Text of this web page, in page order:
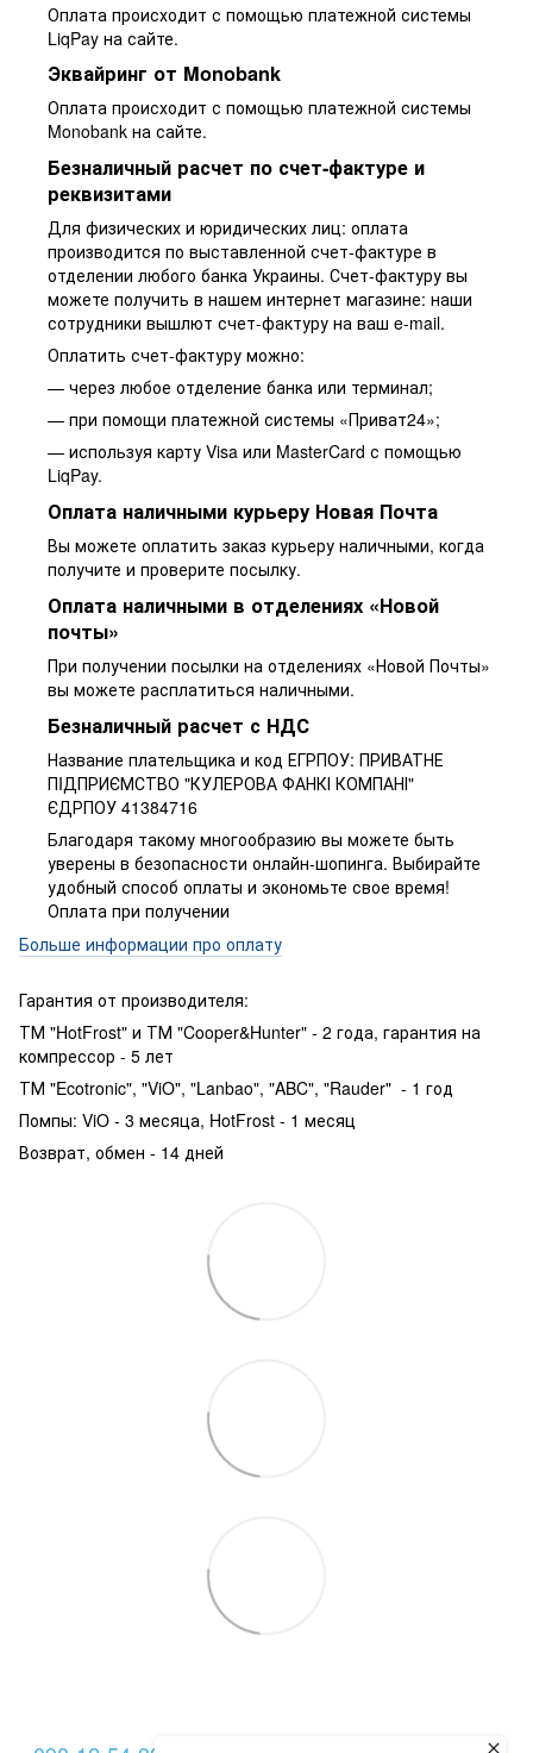
Оплата происходит с помощью платежной системы
LiqPay на сайте.
Эквайринг от Monobank
Оплата происходит с помощью платежной системы
Monobank на сайте.
Безналичный расчет по счет-фактуре и
реквизитами
Для физических и юридических лиц: оплата
производится по выставленной счет-фактуре в
отделении любого банка Украины. Счет-фактуру вы
можете получить в нашем интернет магазине: наши
сотрудники вышлют счет-фактуру на ваш e-mail.
Оплатить счет-фактуру можно:
— через любое отделение банка или терминал;
— при помощи платежной системы «Приват24»;
— используя карту Visa или MasterCard с помощью
LiqPay.
Оплата наличными курьеру Новая Почта
Вы можете оплатить заказ курьеру наличными, когда
получите и проверите посылку.
Оплата наличными в отделениях «Новой
почты»
При получении посылки на отделениях «Новой Почты»
вы можете расплатиться наличными.
Безналичный расчет с НДС
Название плательщика и код ЕГРПОУ: ПРИВАТНЕ
ПIДПРИЄМСТВО "КУЛЕРОВА ФАНКІ КОМПАНІ"
ЄДРПОУ 41384716
Благодаря такому многообразию вы можете быть
уверены в безопасности онлайн-шопинга. Выбирайте
удобный способ оплаты и экономьте свое время!
Оплата при получении
Больше информации про оплату
Гарантия от производителя:
ТМ "HotFrost" и ТМ "Cooper&Hunter" - 2 года, гарантия на
компрессор - 5 лет
ТМ "Ecotronic", "ViO", "Lanbao", "ABC", "Rauder" - 1 год
Помпы: ViO - 3 месяца, HotFrost - 1 месяц
Возврат, обмен - 14 дней